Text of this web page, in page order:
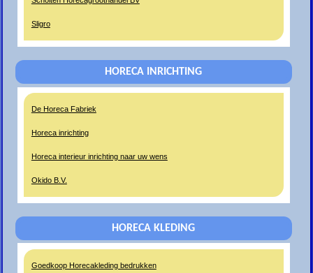
Sligro
HORECA INRICHTING
De Horeca Fabriek
Horeca inrichting
Horeca interieur inrichting naar uw wens
Okido B.V.
HORECA KLEDING
Goedkoop Horecakleding bedrukken